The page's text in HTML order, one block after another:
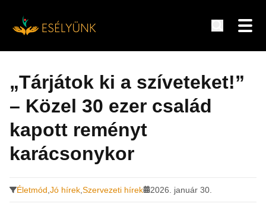
tartalomra
„Tárjátok ki a szíveteket!”
– Közel 30 ezer család
kapott reményt
karácsonykor
Életmód Jó hírek Szervezeti hírek 2026. január 30.